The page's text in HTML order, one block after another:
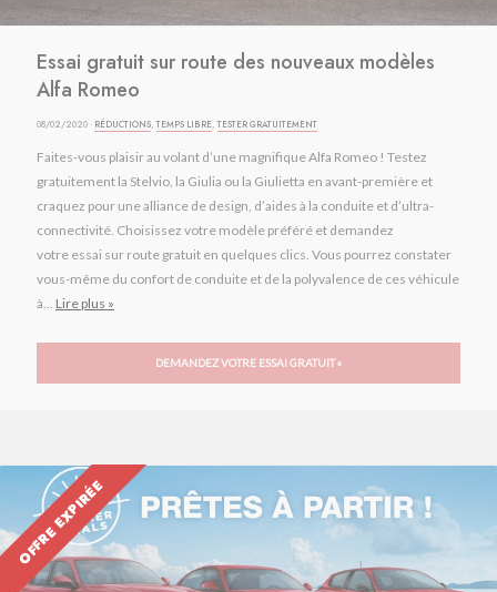
Essai gratuit sur route des nouveaux modèles
Alfa Romeo
08/02/2020 · RÉDUCTIONS,TEMPS LIBRE,TESTER GRATUITEMENT
Faites-vous plaisir au volant d’une magnifique Alfa Romeo ! Testez
gratuitement la Stelvio, la Giulia ou la Giulietta en avant-première et
craquez pour une alliance de design, d’aides à la conduite et d’ultra-
connectivité. Choisissez votre modèle préféré et demandez
votre essai sur route gratuit en quelques clics. Vous pourrez constater
vous-même du confort de conduite et de la polyvalence de ces véhicule
à... Lire plus »
DEMANDEZ VOTRE ESSAI GRATUIT »
OFFRE EXPIRÉE